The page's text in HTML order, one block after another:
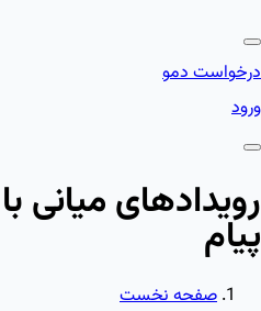
درخواست دمو
ورود
رویدادهای میانی
پیام
صفحه نخست